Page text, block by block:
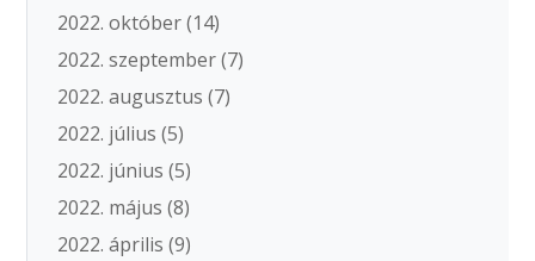
2022. október(14)
2022. szeptember(7)
2022. augusztus (7)
2022. július (5)
2022. június (5)
2022. május (8)
2022. április (9)